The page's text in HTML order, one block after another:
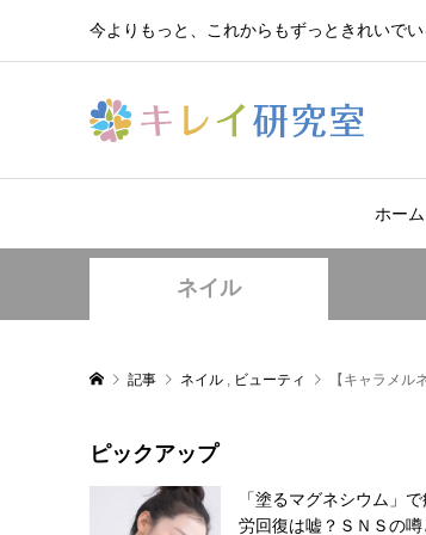
今よりもっと、これからもずっときれいでい
ホーム
ネイル
記事 ネイル ビューティ 【キャラメル
ピックアップ
「塗るマグネシウム」で
労回復は嘘？ＳＮＳの噂